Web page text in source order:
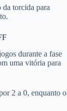
torcida para
durante a fase
uma vitória para
2 a 0, enquanto o